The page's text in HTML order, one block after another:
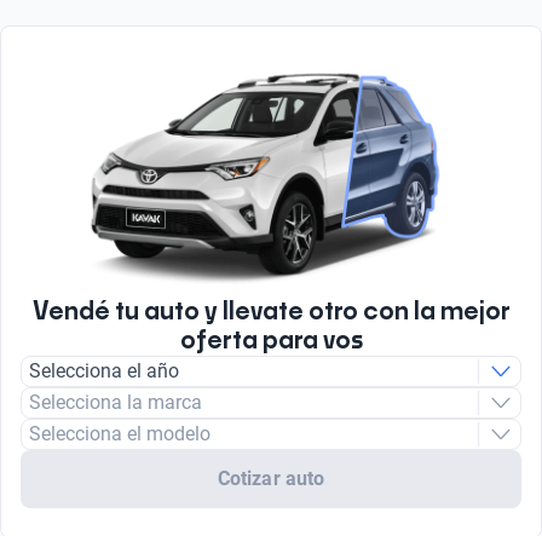
Vendé tu auto y llevate otro con la mejor
oferta para vos
Selecciona el año
Selecciona la marca
Selecciona el modelo
Cotizar auto